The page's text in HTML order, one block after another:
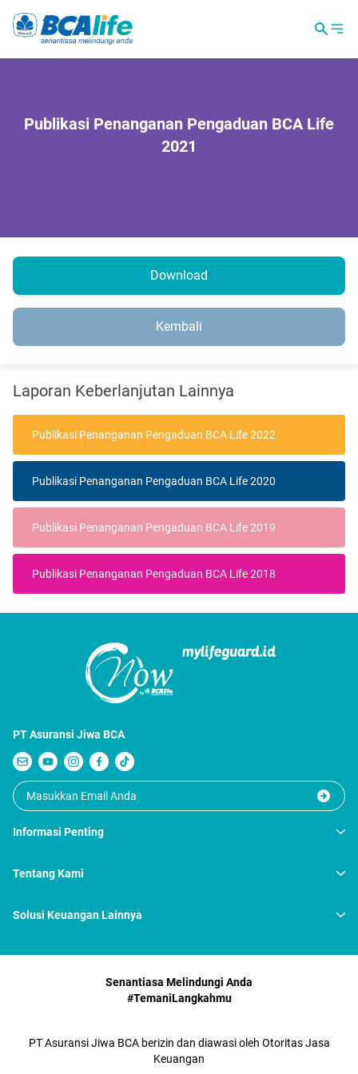
Publikasi Penanganan Pengaduan BCA Life
2021
Download
Kembali
Laporan Keberlanjutan Lainnya
Publikasi Penanganan Pengaduan BCA Life 2022
Publikasi Penanganan Pengaduan BCA Life 2020
Publikasi Penanganan Pengaduan BCA Life 2019
Publikasi Penanganan Pengaduan BCA Life 2018
PT Asuransi Jiwa BCA
Informasi Penting
Tentang Kami
Solusi Keuangan Lainnya
Senantiasa Melindungi Anda
#TemaniLangkahmu
PT Asuransi Jiwa BCA berizin dan diawasi oleh Otoritas Jasa
Keuangan